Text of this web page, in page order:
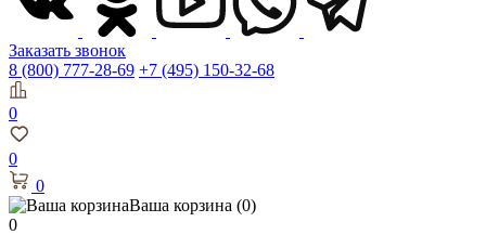
Заказать звонок
8 (800) 777-28-69 +7 (495) 150-32-68
0
0
0
Ваша корзина (0)
0